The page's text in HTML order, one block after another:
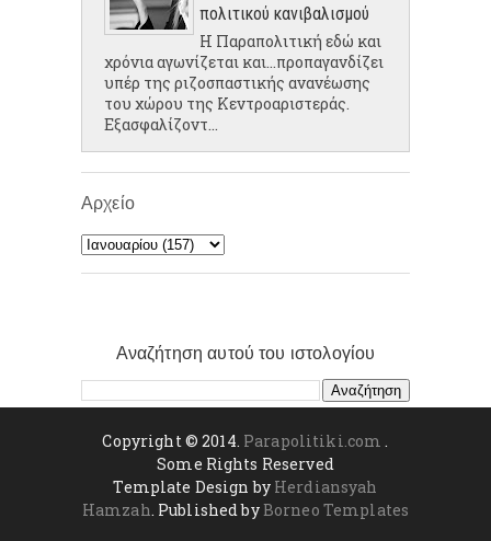
πολιτικού κανιβαλισμού
Η Παραπολιτική εδώ και
χρόνια αγωνίζεται και...προπαγανδίζει
υπέρ της ριζοσπαστικής ανανέωσης
του χώρου της Κεντροαριστεράς.
Εξασφαλίζοντ...
Αρχείο
Αναζήτηση αυτού του ιστολογίου
Copyright © 2014. Parapolitiki.com .
Some Rights Reserved
Template Design by Herdiansyah
Hamzah. Published byBorneo Templates